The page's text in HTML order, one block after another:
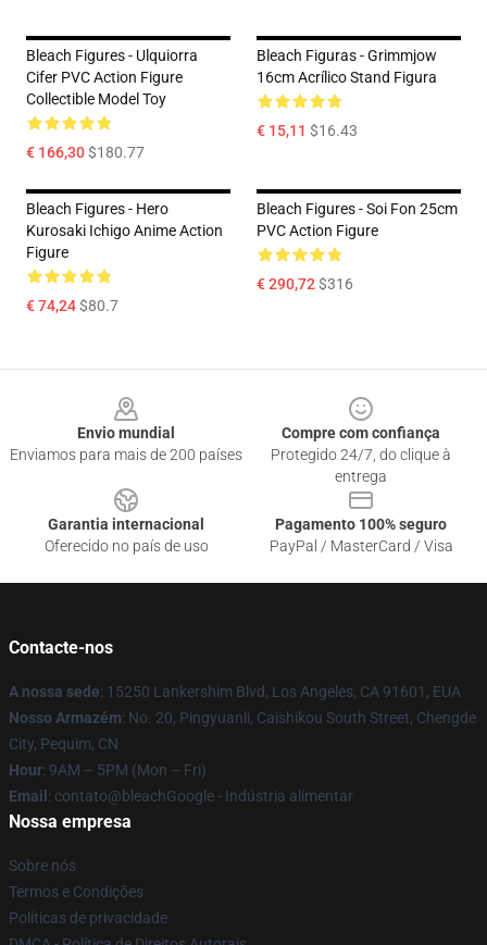
Bleach Figures - Ulquiorra
Cifer PVC Action Figure
Collectible Model Toy
€ 166,30$180.77
Bleach Figuras - Grimmjow
16cm Acrílico Stand Figura
€ 15,11 $16.43
Bleach Figures - Hero
Kurosaki Ichigo Anime Action
Figure
€ 74,24$80.7
Bleach Figures - Soi Fon 25cm
PVC Action Figure
€ 290,72$316
Envio mundial
Enviamos para mais de 200 países
Compre com confiança
Protegido 24/7, do clique à
entrega
Garantia internacional
Oferecido no país de uso
Pagamento 100% seguro
PayPal / MasterCard / Visa
Contacte-nos
A nossa sede: 15250 Lankershim Blvd, Los Angeles, CA 91601, EUA
Nosso Armazém: No. 20, Pingyuanli, Caishikou South Street, Chengde
City, Pequim, CN
Hour: 9AM – 5PM (Mon – Fri)
Email : contato@bleachGoogle - Indústria alimentar
Nossa empresa
Sobre nós
Termos e Condições
Políticas de privacidade